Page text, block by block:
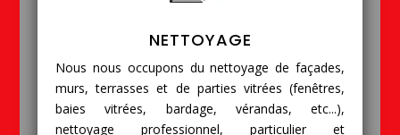
NETTOYAGE
Nous nous occupons du nettoyage de façades,
murs, terrasses et de parties vitrées (fenêtres,
baies vitrées, bardage, vérandas, etc...),
nettoyage professionnel, particulier et